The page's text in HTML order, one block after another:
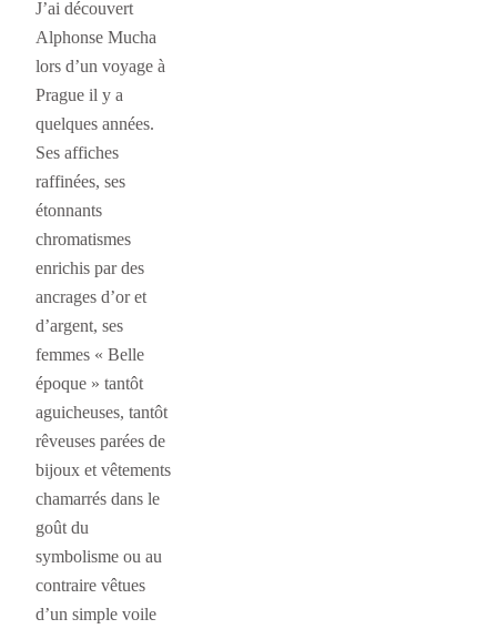
J’ai découvert
Alphonse Mucha
lors d’un voyage à
Prague il y a
quelques années.
Ses affiches
raffinées, ses
étonnants
chromatismes
enrichis par des
ancrages d’or et
d’argent, ses
femmes « Belle
époque » tantôt
aguicheuses, tantôt
rêveuses parées de
bijoux et vêtements
chamarrés dans le
goût du
symbolisme ou au
contraire vêtues
d’un simple voile